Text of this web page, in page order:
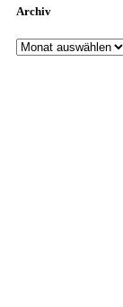
Archiv
Archiv